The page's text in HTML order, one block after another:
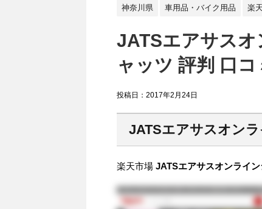
神奈川県 車用品・バイク用品 楽
JATSエアサス
ャッツ 評判 口コ
投稿日： 2017年2月24日
JATSエアサスオン
楽天市場 JATSエアサスオンライ